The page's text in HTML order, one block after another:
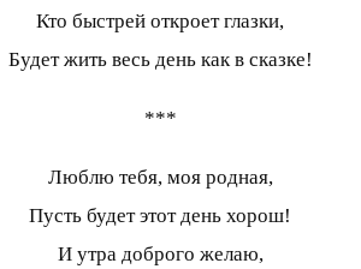
Кто быстрей откроет глазки,
Будет жить весь день как в сказке!
***
Люблю тебя, моя родная,
Пусть будет этот день хорош!
И утра доброго желаю,